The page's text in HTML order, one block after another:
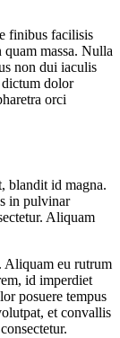
finibus facilisis
massa. Nulla
non dui iaculis
dolor
orci
blandit id magna.
in pulvinar
Aliquam
Aliquam eu rutrum
id imperdiet
posuere tempus
et convallis